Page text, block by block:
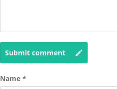
Submit comment
Name *